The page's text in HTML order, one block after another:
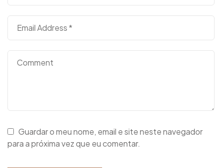
Guardar o meu nome, email e site neste navegador
para a próxima vez que eu comentar.